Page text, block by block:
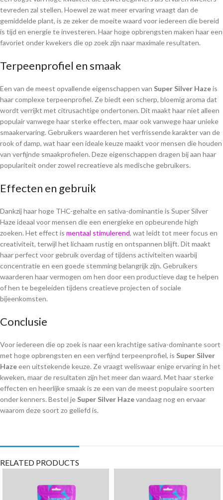
tevreden zal stellen. Hoewel ze wat meer ervaring vraagt dan de
gemiddelde plant, is ze zeker de moeite waard voor iedereen die bereid
is tijd en energie te investeren. Haar hoge opbrengsten maken haar een
favoriet onder kwekers die op zoek zijn naar maximale resultaten.
Terpeenprofiel en smaak
Een van de meest opvallende eigenschappen van Super Silver Hazeis
haar complexe terpeenprofiel. Ze biedt een scherp, bloemig aroma dat
wordt verrijkt met citrusachtige ondertonen. Dit maakt haar niet alleen
populair vanwege haar sterke effecten, maar ook vanwege haar unieke
smaakervaring. Gebruikers waarderen het verfrissende karakter van de
rook of damp, wat haar een ideale keuze maakt voor mensen die houden
van verfijnde smaakprofielen. Deze eigenschappen dragen bij aan haar
populariteit onder zowel recreatieve als medische gebruikers.
Effecten en gebruik
Dankzij haar hoge THC-gehalte en sativa-dominantie is Super Silver
Haze ideaal voor mensen die een energieke en opbeurende high
zoeken. Het effect is mentaal stimulerend, wat leidt tot meer focus en
creativiteit, terwijl het lichaam rustig en ontspannen blijft. Dit maakt
haar perfect voor gebruik overdag of tijdens activiteiten waarbij
concentratie en een goede stemming belangrijk zijn. Gebruikers
waarderen haar vermogen om hen door een productieve dag te helpen
of hen te begeleiden tijdens creatieve projecten of sociale
bijeenkomsten.
Conclusie
Voor iedereen die op zoek is naar een krachtige sativa-dominante soort
met hoge opbrengsten en een verfijnd terpeenprofiel, is Super Silver
Hazeeen uitstekende keuze. Ze vraagt weliswaar enige ervaring in het
kweken, maar de resultaten zijn het meer dan waard. Met haar sterke
effecten en heerlijke smaak is ze een van de meest populaire soorten
onder kenners. Bestel je Super Silver Hazevandaag nog en ervaar
waarom deze soort zo geliefd is.
RELATED PRODUCTS